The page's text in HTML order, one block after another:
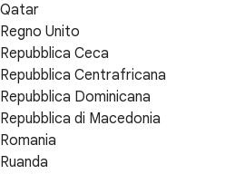
Qatar
Regno Unito
Repubblica Ceca
Repubblica Centrafricana
Repubblica Dominicana
Repubblica di Macedonia
Romania
Ruanda